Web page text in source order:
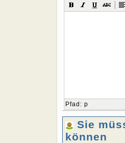
Pfad : p
Sie
können